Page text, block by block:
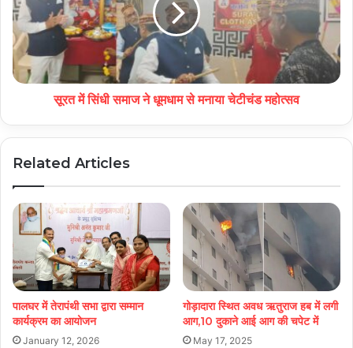
सूरत में सिंधी समाज ने धूमधाम से मनाया चेटीचंड महोत्सव
Related Articles
पालघर में तेरापंथी सभा द्वारा सम्मान
कार्यक्रम का आयोजन
January 12, 2026
गोड़ादारा स्थित अवध ऋतुराज हब में लगी
आग,10 दुकाने आई आग की चपेट में
May 17, 2025